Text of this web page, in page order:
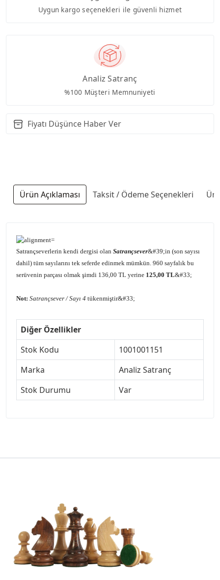
Uygun kargo seçenekleri ile güvenli hizmet
Analiz Satranç
%100 Müşteri Memnuniyeti
Fiyatı Düşünce Haber Ver
Ürün Açıklaması Taksit / Ödeme Seçenekleri
Satrançseverlerin kendi dergisi olan Satrançsever&#39;in (son sayısı
dahil) tüm sayılarını tek seferde edinmek mümkün. 960 sayfalık bu
serüvenin parçası olmak şimdi 136,00 TL yerine 125,00 TL&#33;
Not: Satrançsever / Sayı 4 tükenmiştir&#33;
Diğer Özellikler
Stok Kodu
1001001151
Marka
Analiz Satranç
Stok Durumu
Var